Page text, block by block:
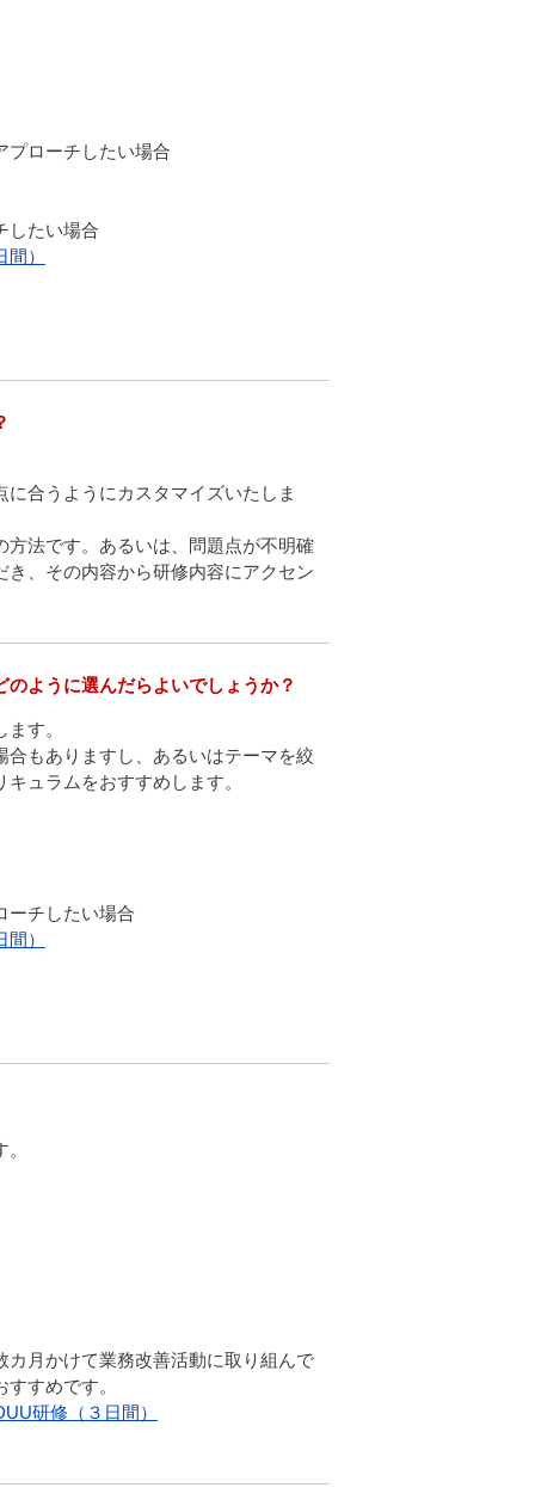
）
合うようにカスタマイズいたしま
法です。あるいは、問題点が不明確
、その内容から研修内容にアクセン
ように選んだらよいでしょうか？
す。
もありますし、あるいはテーマを絞
ュラムをおすすめします。
）
月かけて業務改善活動に取り組んで
研修（３日間）